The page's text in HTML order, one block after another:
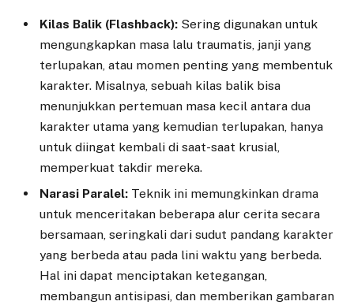
Kilas Balik (Flashback): Sering digunakan untuk
mengungkapkan masa lalu traumatis, janji yang
terlupakan, atau momen penting yang membentuk
karakter. Misalnya, sebuah kilas balik bisa
menunjukkan pertemuan masa kecil antara dua
karakter utama yang kemudian terlupakan, hanya
untuk diingat kembali di saat-saat krusial,
memperkuat takdir mereka.
Narasi Paralel: Teknik ini memungkinkan drama
untuk menceritakan beberapa alur cerita secara
bersamaan, seringkali dari sudut pandang karakter
yang berbeda atau pada lini waktu yang berbeda.
Hal ini dapat menciptakan ketegangan,
membangun antisipasi, dan memberikan gambaran